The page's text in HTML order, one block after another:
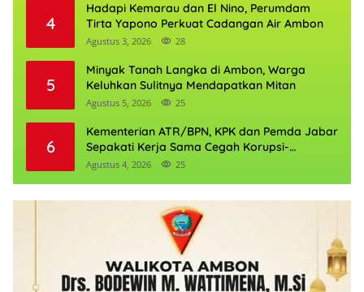
4
Hadapi Kemarau dan El Nino, Perumdam
Tirta Yapono Perkuat Cadangan Air Ambon
Agustus 3, 2026 28
5
Minyak Tanah Langka di Ambon, Warga
Keluhkan Sulitnya Mendapatkan Mitan
Agustus 5, 2026 25
6
Kementerian ATR/BPN, KPK dan Pemda Jabar
Sepakati Kerja Sama Cegah Korupsi-
Penguatan Ekonomi
Agustus 4, 2026 25